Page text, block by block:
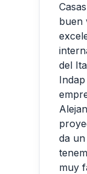
buen
del
da
muy